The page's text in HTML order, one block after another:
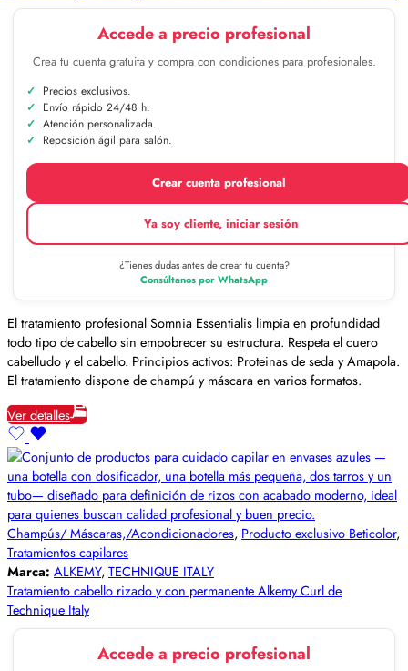
Accede a precio profesional
Crea tu cuenta gratuita y compra con condiciones para profesionales.
Precios exclusivos.
Envío rápido 24/48 h.
Atención personalizada.
Reposición ágil para salón.
Crear cuenta profesional
Ya soy cliente, iniciar sesión
¿Tienes dudas antes de crear tu cuenta?
Consúltanos por WhatsApp
El tratamiento profesional Somnia Essentialis limpia en profundidad
todo tipo de cabello sin empobrecer su estructura. Respeta el cuero
cabelludo y el cabello. Principios activos: Proteinas de seda y Amapola.
El tratamiento dispone de champú y máscara en varios formatos.
Ver detalles
Champús/ Máscaras,/Acondicionadores, Producto exclusivo Beticolor,
Tratamientos capilares
Marca: ALKEMY, TECHNIQUE ITALY
Tratamiento cabello rizado y con permanente Alkemy Curl de
Technique Italy
Accede a precio profesional